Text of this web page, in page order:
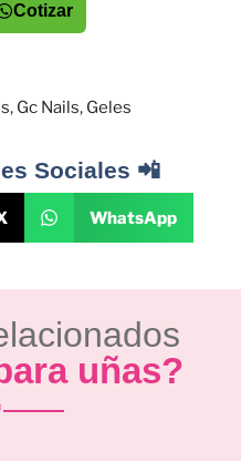
Cotizar
, Gc Nails, Geles
Sociales 📲
WhatsApp
uñas?